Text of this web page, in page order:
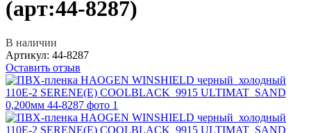
(арт:44-8287)
В наличии
Артикул: 44-8287
Оставить отзыв